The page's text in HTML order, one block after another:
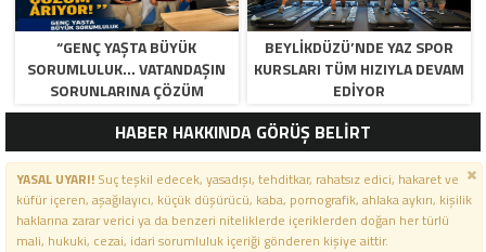
“GENÇ YAŞTA BÜYÜK
SORUMLULUK… VATANDAŞIN
SORUNLARINA ÇÖZÜM
ARIYOR!”
BEYLİKDÜZÜ’NDE YAZ SPOR
KURSLARI TÜM HIZIYLA DEVAM
EDİYOR
HABER HAKKINDA GÖRÜŞ BELİRT
YASAL UYARI!Suç teşkil edecek, yasadışı, tehditkar, rahatsız edici, hakaret ve
küfür içeren, aşağılayıcı, küçük düşürücü, kaba, pornografik, ahlaka aykırı, kişilik
haklarına zarar verici ya da benzeri niteliklerde içeriklerden doğan her türlü
mali, hukuki, cezai, idari sorumluluk içeriği gönderen kişiye aittir.